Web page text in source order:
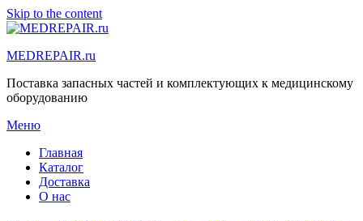
Skip to the content
MEDREPAIR.ru
Поставка запасных частей и комплектующих к медицинскому
оборудованию
Меню
Главная
Каталог
Доставка
О нас